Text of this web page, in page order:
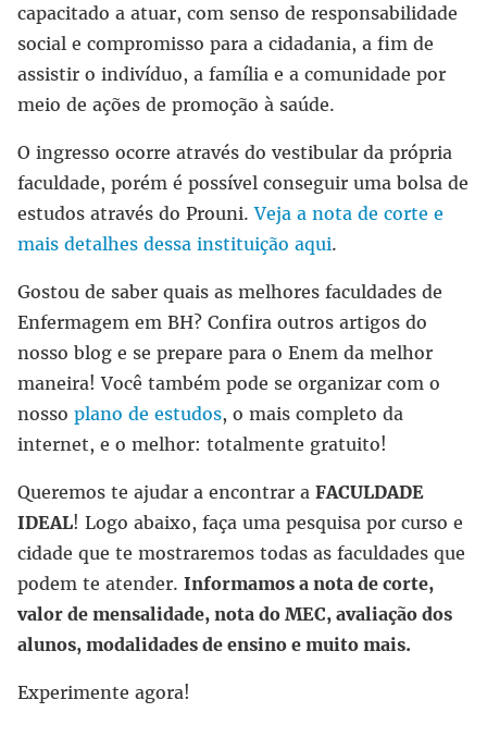
capacitado a atuar, com senso de responsabilidade
social e compromisso para a cidadania, a fim de
assistir o indivíduo, a família e a comunidade por
meio de ações de promoção à saúde.
O ingresso ocorre através do vestibular da própria
faculdade, porém é possível conseguir uma bolsa de
estudos através do Prouni.Veja a nota de corte e
mais detalhes dessa instituição aqui.
Gostou de saber quais as melhores faculdades de
Enfermagem em BH? Confira outros artigos do
nosso blog e se prepare para o Enem da melhor
maneira! Você também pode se organizar com o
nosso plano de estudos, o mais completo da
internet, e o melhor: totalmente gratuito!
Queremos te ajudar a encontrar a FACULDADE
IDEAL! Logo abaixo, faça uma pesquisa por curso e
cidade que te mostraremos todas as faculdades que
podem te atender. Informamos a nota de corte,
valor de mensalidade, nota do MEC, avaliação dos
alunos, modalidades de ensino e muito mais.
Experimente agora!